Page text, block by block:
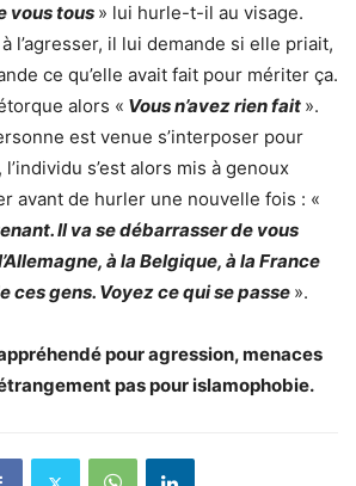
vous tous » lui hurle-t-il au visage.
l’agresser, il lui demande si elle priait,
ce qu’elle avait fait pour mériter ça.
alors « Vous n’avez rien fait ».
est venue s’interposer pour
s’est alors mis à genoux
avant de hurler une nouvelle fois : «
Il va se débarrasser de vous
à la Belgique, à la France
ces gens. Voyez ce qui se passe ».
pour agression, menaces
pas pour islamophobie.